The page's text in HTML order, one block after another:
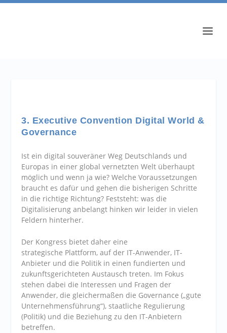
3. Executive Convention Digital World &
Governance
Ist ein digital souveräner Weg Deutschlands und
Europas in einer global vernetzten Welt überhaupt
möglich und wenn ja wie? Welche Voraussetzungen
braucht es dafür und gehen die bisherigen Schritte
in die richtige Richtung? Feststeht: was die
Digitalisierung anbelangt hinken wir leider in vielen
Feldern hinterher.
Der Kongress bietet daher eine
strategische Plattform, auf der IT-Anwender, IT-
Anbieter und die Politik in einen fundierten und
zukunftsgerichteten Austausch treten. Im Fokus
stehen dabei die Interessen und Fragen der
Anwender, die gleichermaßen die Governance („gute
Unternehmensführung“), staatliche Regulierung
(Politik) und die Beziehung zu den IT-Anbietern
betreffen.